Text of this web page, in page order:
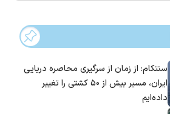
سنتکام: از زمان از سرگیری محاصره دریایی
ایران، مسیر بیش از ۵۰ کشتی را تغییر
داده‌ایم